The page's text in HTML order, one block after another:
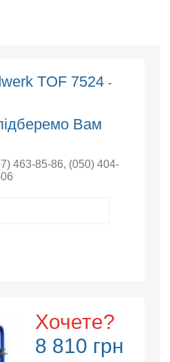
TOF 7524 -
Вам
463-85-86, (050) 404-
Хочете?
8 810 грн